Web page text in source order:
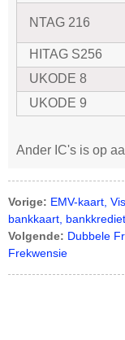
NTAG 216
HITAG S256
UKODE 8
UKODE 9
Ander IC's is op
Vorige: EMV-kaart,
bankkaart,
Volgende: Dubbele
Frekwensie